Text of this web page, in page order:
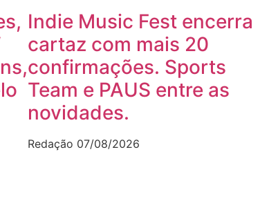
Indie Music Fest encerra
cartaz com mais 20
confirmações. Sports
Team e PAUS entre as
novidades.
Redação 07/08/2026